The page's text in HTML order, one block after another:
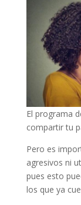
El programa
compartir tu
Pero es
agresivos ni
pues esto
los que ya